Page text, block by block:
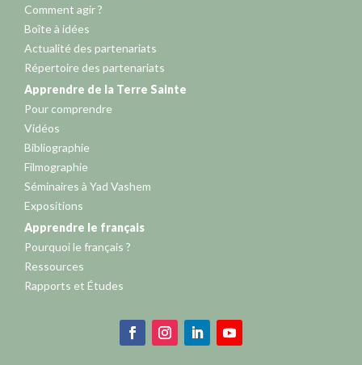
Comment agir ?
Boîte à idées
Actualité des partenariats
Répertoire des partenariats
Apprendre de la Terre Sainte
Pour comprendre
Vidéos
Bibliographie
Filmographie
Séminaires à Yad Vashem
Expositions
Apprendre le français
Pourquoi le français ?
Ressources
Rapports et Études